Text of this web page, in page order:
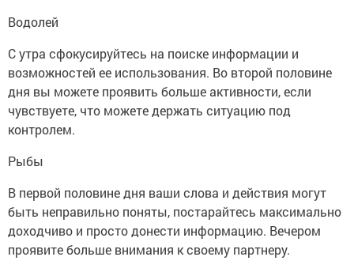
Водолей
С утра сфокусируйтесь на поиске информации и
возможностей ее использования. Во второй половине
дня вы можете проявить больше активности, если
чувствуете, что можете держать ситуацию под
контролем.
Рыбы
В первой половине дня ваши слова и действия могут
быть неправильно поняты, постарайтесь максимально
доходчиво и просто донести информацию. Вечером
проявите больше внимания к своему партнеру.